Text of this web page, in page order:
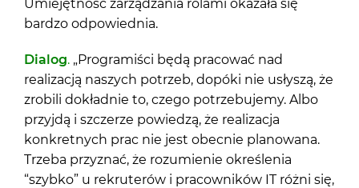
Umiejętność zarządzania rolami okazała się
bardzo odpowiednia.
Dialog. „Programiści będą pracować nad
realizacją naszych potrzeb, dopóki nie usłyszą, że
zrobili dokładnie to, czego potrzebujemy. Albo
przyjdą i szczerze powiedzą, że realizacja
konkretnych prac nie jest obecnie planowana.
Trzeba przyznać, że rozumienie określenia
“szybko” u rekruterów i pracowników IT różni się,